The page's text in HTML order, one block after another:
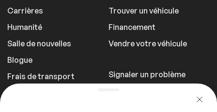
Carrières
Humanité
Salle de nouvelles
Blogue
Frais de transport
Trouver un véhicule
Financement
Vendre votre véhicule
Signaler un problème